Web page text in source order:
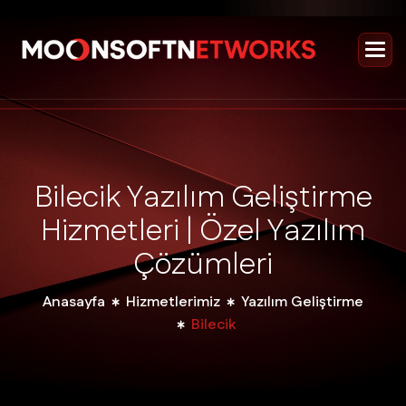
BilecikYazılımGeliştirme
Hizmetleri | ÖzelYazılım
Çözümleri
Anasayfa Hizmetlerimiz
Yazılım Geliştirme
Bilecik